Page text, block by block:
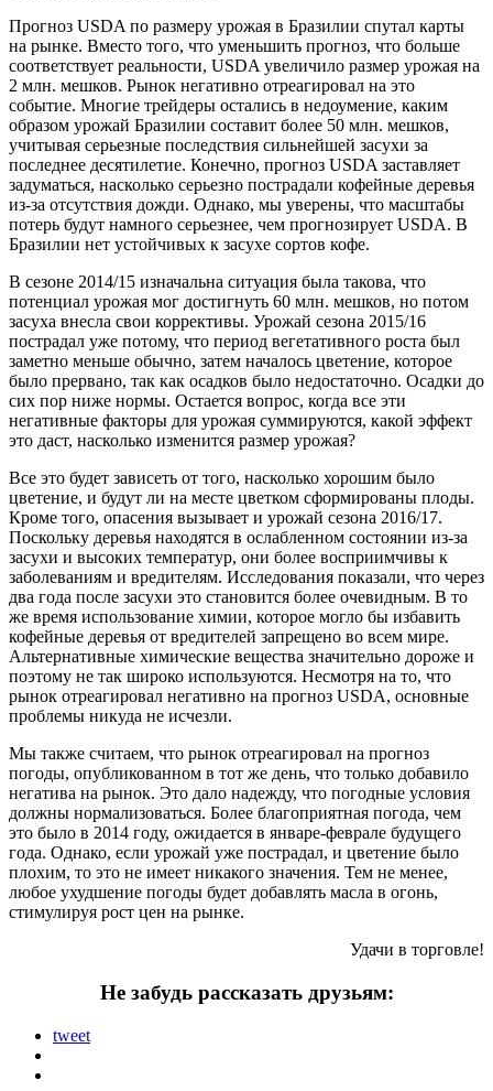
Прогноз USDA по размеру урожая в Бразилии спутал карты
на рынке. Вместо того, что уменьшить прогноз, что больше
соответствует реальности, USDA увеличило размер урожая на
2 млн. мешков. Рынок негативно отреагировал на это
событие. Многие трейдеры остались в недоумение, каким
образом урожай Бразилии составит более 50 млн. мешков,
учитывая серьезные последствия сильнейшей засухи за
последнее десятилетие. Конечно, прогноз USDA заставляет
задуматься, насколько серьезно пострадали кофейные деревья
из-за отсутствия дожди. Однако, мы уверены, что масштабы
потерь будут намного серьезнее, чем прогнозирует USDA. В
Бразилии нет устойчивых к засухе сортов кофе.
В сезоне 2014/15 изначальна ситуация была такова, что
потенциал урожая мог достигнуть 60 млн. мешков, но потом
засуха внесла свои коррективы. Урожай сезона 2015/16
пострадал уже потому, что период вегетативного роста был
заметно меньше обычно, затем началось цветение, которое
было прервано, так как осадков было недостаточно. Осадки до
сих пор ниже нормы. Остается вопрос, когда все эти
негативные факторы для урожая суммируются, какой эффект
это даст, насколько изменится размер урожая?
Все это будет зависеть от того, насколько хорошим было
цветение, и будут ли на месте цветком сформированы плоды.
Кроме того, опасения вызывает и урожай сезона 2016/17.
Поскольку деревья находятся в ослабленном состоянии из-за
засухи и высоких температур, они более восприимчивы к
заболеваниям и вредителям. Исследования показали, что через
два года после засухи это становится более очевидным. В то
же время использование химии, которое могло бы избавить
кофейные деревья от вредителей запрещено во всем мире.
Альтернативные химические вещества значительно дороже и
поэтому не так широко используются. Несмотря на то, что
рынок отреагировал негативно на прогноз USDA, основные
проблемы никуда не исчезли.
Мы также считаем, что рынок отреагировал на прогноз
погоды, опубликованном в тот же день, что только добавило
негатива на рынок. Это дало надежду, что погодные условия
должны нормализоваться. Более благоприятная погода, чем
это было в 2014 году, ожидается в январе-феврале будущего
года. Однако, если урожай уже пострадал, и цветение было
плохим, то это не имеет никакого значения. Тем не менее,
любое ухудшение погоды будет добавлять масла в огонь,
стимулируя рост цен на рынке.
Удачи в торговле!
Не забудь рассказать друзьям:
tweet